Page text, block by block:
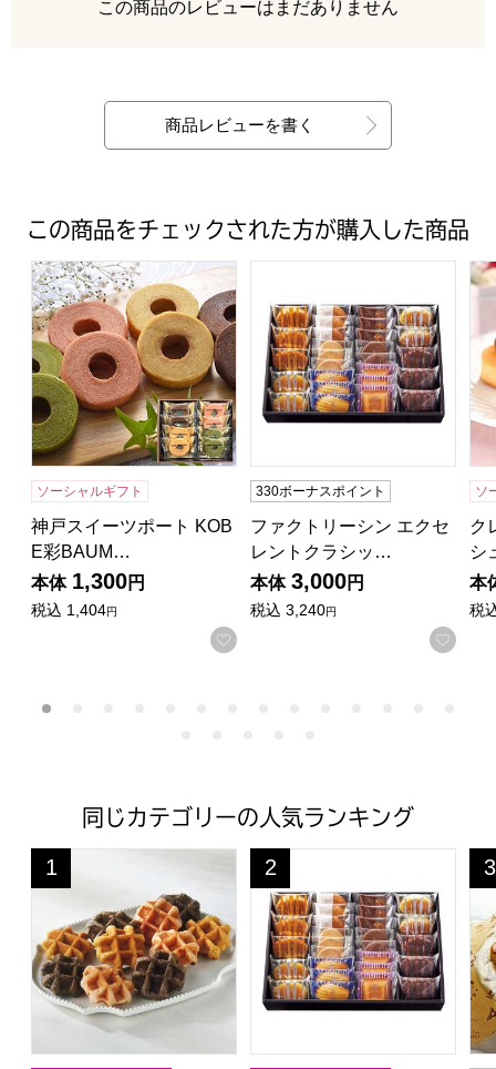
レビュー
この商品のレビューはまだありません
商品レビューを書く
この商品をチェックされた方が購入した商品
神戸スイーツポート KOBE彩BAUM【年間ギフト】[BKI-
ソーシャルギフト
神戸スイーツポート KOB
E彩BAUM…
本体 1,300円
税込 1,404円
お気に入りに登録する
ファクトリーシン エクセレ
330ボーナスポイント
ファクトリーシン エクセ
レントクラシッ…
本体 3,000円
税込 3,240円
お気
ク
ソ
ク
シ
本
税
同じカテゴリーの人気ランキング
イーペルの猫祭り ベルギーミニワッフル【夏の贈りもの
1
位
ファクトリーシン エクセレ
2
位 3
位